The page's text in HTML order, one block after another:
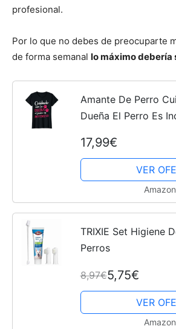
Cachorros
profesional.
Por lo que no debes de preocuparte
de forma semanal lo máximo debería
Amante De Perro
Dueña El Perro Es
17,99€
VER
TRIXIE Set Higiene
Perros
8,97€5,75€
VER